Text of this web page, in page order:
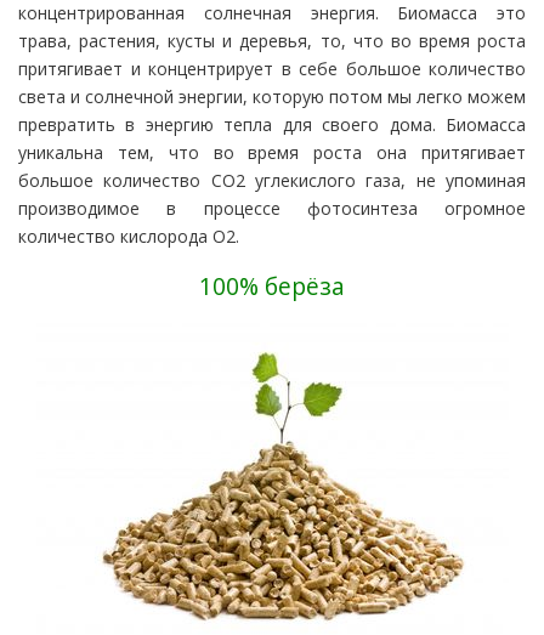
концентрированная солнечная энергия. Биомасса это
трава, растения, кусты и деревья, то, что во время роста
притягивает и концентрирует в себе большое количество
света и солнечной энергии, которую потом мы легко можем
превратить в энергию тепла для своего дома. Биомасса
уникальна тем, что во время роста она притягивает
большое количество CO2 углекислого газа, не упоминая
производимое в процессе фотосинтеза огромное
количество кислорода O2.
100% берёза